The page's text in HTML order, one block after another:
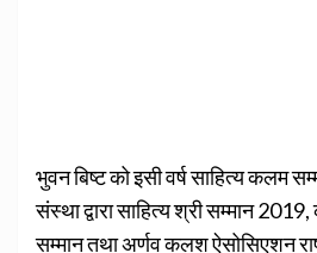
भुवन बिष्ट को इसी वर्ष साहित्य कलम
संस्था द्वारा साहित्य श्री सम्मान 2019,
सम्मान तथा अर्णव कलश ऐसोसिएशन